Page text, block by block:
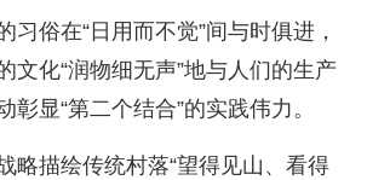
习俗在“日用而不觉”间与时俱进，
文化“润物细无声”地与人们的生产
彰显“第二个结合”的实践伟力。
略描绘传统村落“望得见山、看得